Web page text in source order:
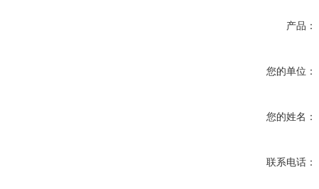
产品：
您的单位：
您的姓名：
联系电话：